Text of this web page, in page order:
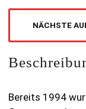
NÄCHSTE
Bereits 1994